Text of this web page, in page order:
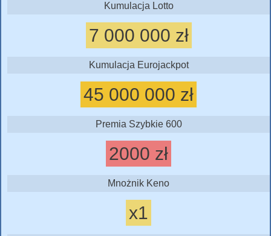
Kumulacja Lotto
7 000 000 zł
Kumulacja Eurojackpot
45 000 000 zł
Premia Szybkie 600
2000 zł
Mnożnik Keno
x1